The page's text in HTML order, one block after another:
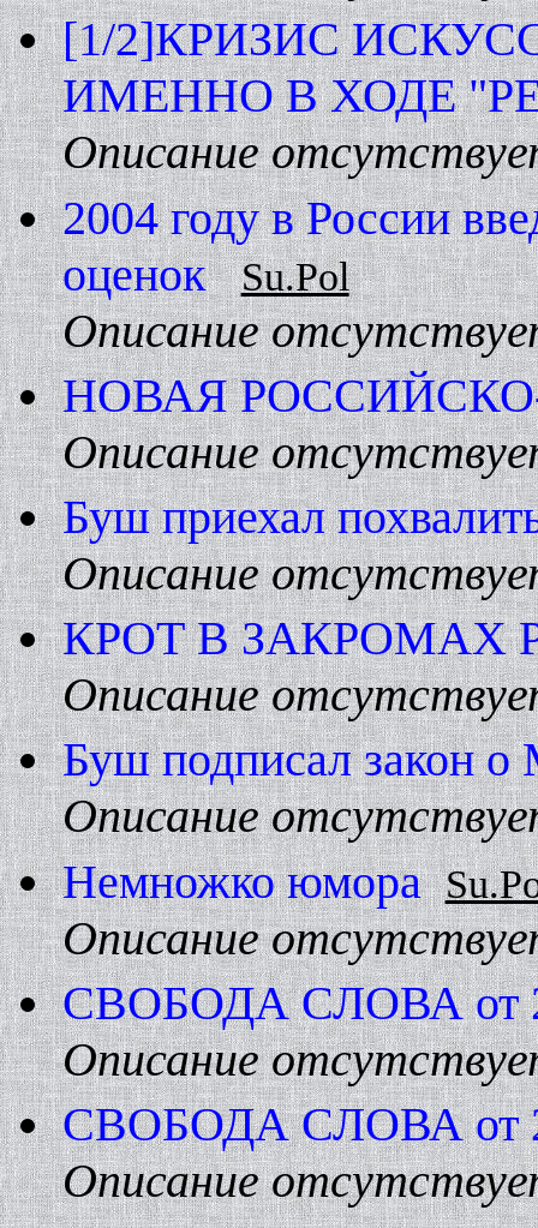
[1/2]КРИЗИС
ИМЕHHО В ХОДЕ
Описание
2004 году в России
оценок Su.Pol
Описание
HОВАЯ
Описание
Буш приехал
Описание
КРОТ В ЗАКРОМАХ
Описание
Буш подписал закон
Описание
Hемножко юмора
Описание
СВОБОДА СЛОВА от
Описание
СВОБОДА СЛОВА от
Описание